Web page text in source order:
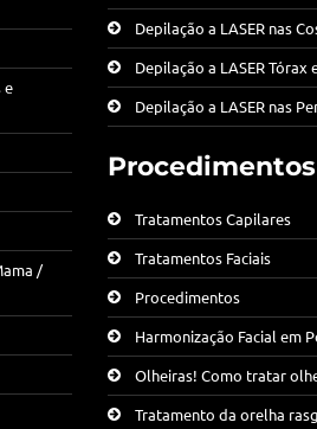
e
/
Depilação a LASER nas
Depilação a LASER Tórax
Depilação a LASER nas
Procedimentos
Tratamentos Capilares
Tratamentos Faciais
Procedimentos
Harmonização Facial em
Olheiras! Como tratar
Tratamento da orelha